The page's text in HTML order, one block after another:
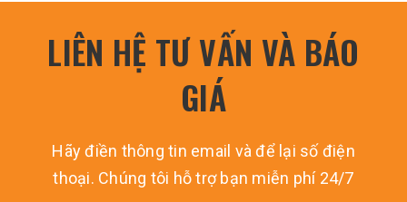
LIÊN HỆ TƯ VẤN VÀ BÁO
GIÁ
Hãy điền thông tin email và để lại số điện
thoại. Chúng tôi hỗ trợ bạn miễn phí 24/7